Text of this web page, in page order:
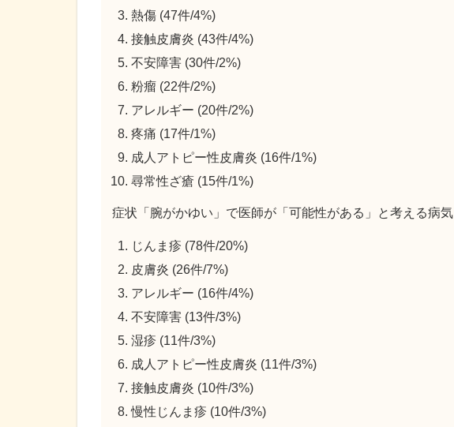
熱傷 (47件/4%)
接触皮膚炎 (43件/4%)
不安障害 (30件/2%)
粉瘤 (22件/2%)
アレルギー (20件/2%)
疼痛 (17件/1%)
成人アトピー性皮膚炎 (16件/1%)
尋常性ざ瘡 (15件/1%)
症状「腕がかゆい」で医師が「可能性がある」と考える病気
じんま疹 (78件/20%)
皮膚炎 (26件/7%)
アレルギー (16件/4%)
不安障害 (13件/3%)
湿疹 (11件/3%)
成人アトピー性皮膚炎 (11件/3%)
接触皮膚炎 (10件/3%)
慢性じんま疹 (10件/3%)